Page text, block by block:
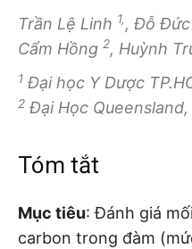
Trần Lệ Linh 1,, Đỗ
Cẩm Hồng 2, Huỳnh
1 Đại học Y Dược
2 Đại Học Queensland,
Tóm tắt
Mục tiêu: Đánh giá
carbon trong đàm